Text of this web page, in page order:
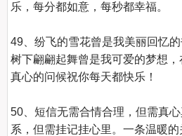
乐，每分都如意，每秒都幸福。
49、纷飞的雪花曾是我美丽回忆
树下翩翩起舞曾是我可爱的梦想
真心的问候祝你每天都快乐！
50、短信无需合情合理，但需真
系，但需挂记挂心里。一条温暖